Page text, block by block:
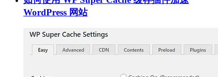
WordPress 网站